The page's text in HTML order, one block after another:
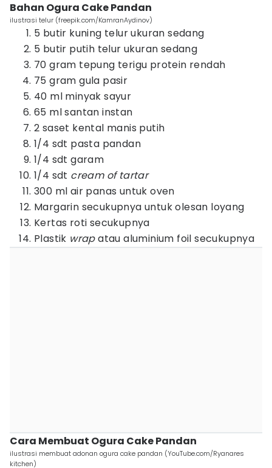
Bahan Ogura Cake Pandan
ilustrasi telur (freepik.com/KamranAydinov)
5 butir kuning telur ukuran sedang
5 butir putih telur ukuran sedang
70 gram tepung terigu protein rendah
75 gram gula pasir
40 ml minyak sayur
65 ml santan instan
2 saset kental manis putih
1/4 sdt pasta pandan
1/4 sdt garam
1/4 sdt cream of tartar
300 ml air panas untuk oven
Margarin secukupnya untuk olesan loyang
Kertas roti secukupnya
Plastik wrapatau aluminium foil secukupnya
Cara Membuat Ogura Cake Pandan
ilustrasi membuat adonan ogura cake pandan (YouTube.com/Ryanares
kitchen)